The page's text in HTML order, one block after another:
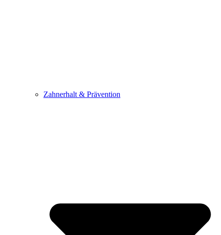
Zahnerhalt & Prävention